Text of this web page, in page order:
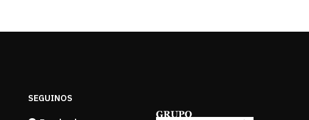
SEGUINOS